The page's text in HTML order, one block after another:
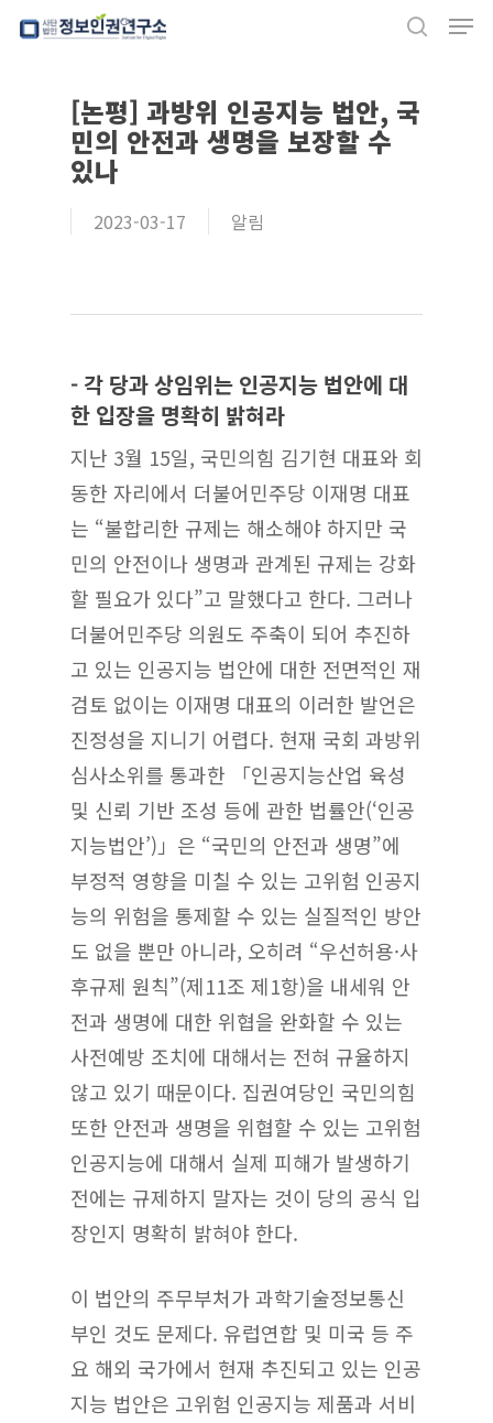
Skip
content[논평] 과방위 인공지능 법안, 국
민의 안전과 생명을 보장할 수
있나
2023-03-17 알림
- 각 당과 상임위는 인공지능 법안에 대
한 입장을 명확히 밝혀라
지난 3월 15일, 국민의힘 김기현 대표와 회
동한 자리에서 더불어민주당 이재명 대표
는 “불합리한 규제는 해소해야 하지만 국
민의 안전이나 생명과 관계된 규제는 강화
할 필요가 있다”고 말했다고 한다. 그러나
더불어민주당 의원도 주축이 되어 추진하
고 있는 인공지능 법안에 대한 전면적인 재
검토 없이는 이재명 대표의 이러한 발언은
진정성을 지니기 어렵다. 현재 국회 과방위
심사소위를 통과한 「인공지능산업 육성
및 신뢰 기반 조성 등에 관한 법률안(‘인공
지능법안’)」은 “국민의 안전과 생명”에
부정적 영향을 미칠 수 있는 고위험 인공지
능의 위험을 통제할 수 있는 실질적인 방안
도 없을 뿐만 아니라, 오히려 “우선허용·사
후규제 원칙”(제11조 제1항)을 내세워 안
전과 생명에 대한 위협을 완화할 수 있는
사전예방 조치에 대해서는 전혀 규율하지
않고 있기 때문이다. 집권여당인 국민의힘
또한 안전과 생명을 위협할 수 있는 고위험
인공지능에 대해서 실제 피해가 발생하기
전에는 규제하지 말자는 것이 당의 공식 입
장인지 명확히 밝혀야 한다.
이 법안의 주무부처가 과학기술정보통신
부인 것도 문제다. 유럽연합 및 미국 등 주
요 해외 국가에서 현재 추진되고 있는 인공
지능 법안은 고위험 인공지능 제품과 서비